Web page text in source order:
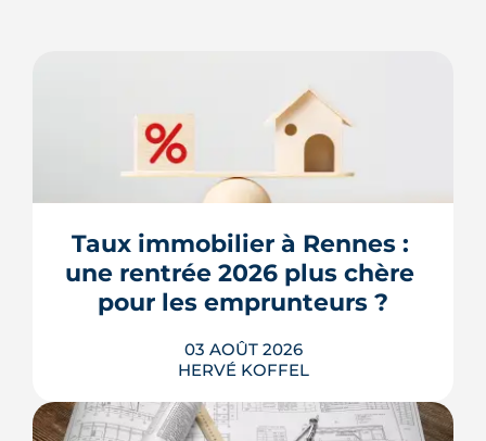
Taux immobilier à Rennes :
une rentrée 2026 plus chère
pour les emprunteurs ?
03 AOÛT 2026
HERVÉ KOFFEL